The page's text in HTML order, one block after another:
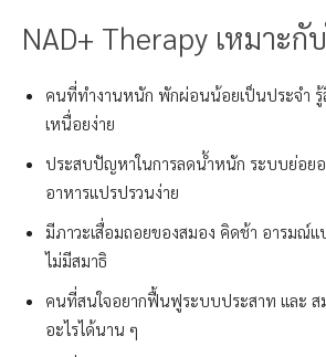
NAD+ Therapy เหมาะกั
คนที่ทำงานหนัก พักผ่อนน้อยเป็นประจำ รู้
เหนื่อยง่าย
ประสบปัญหาในการลดน้ำหนัก ระบบย่อย
อาหารแปรปรวนง่าย
มีภาวะเสื่อมถอยของสมอง คิดช้า อารมณ์แ
ไม่มีสมาธิ
คนที่สนใจอยากฟื้นฟูระบบประสาท และ ส
อะไรได้นาน ๆ